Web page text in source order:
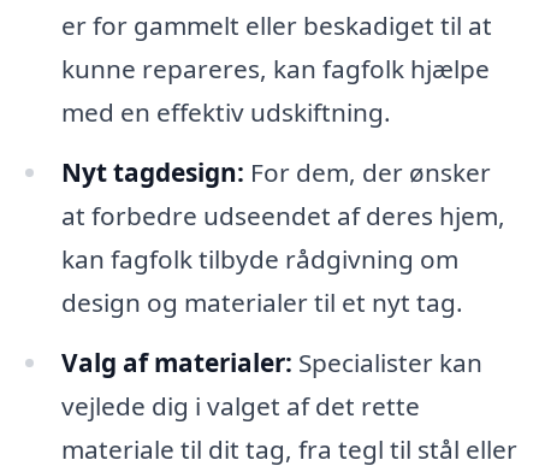
er for gammelt eller beskadiget til at
kunne repareres, kan fagfolk hjælpe
med en effektiv udskiftning.
Nyt tagdesign: For dem, der ønsker
at forbedre udseendet af deres hjem,
kan fagfolk tilbyde rådgivning om
design og materialer til et nyt tag.
Valg af materialer: Specialister kan
vejlede dig i valget af det rette
materiale til dit tag, fra tegl til stål eller